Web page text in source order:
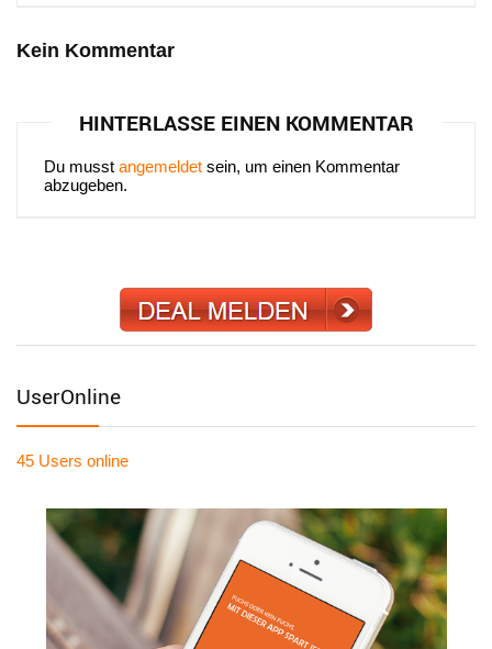
Kein Kommentar
HINTERLASSE EINEN KOMMENTAR
Du musst angemeldet sein, um einen Kommentar
abzugeben.
UserOnline
45 Users online